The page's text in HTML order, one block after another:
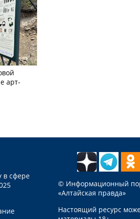
арт-
в сфере
© Информационный
«Алтайская правда»
Настоящий ресурс